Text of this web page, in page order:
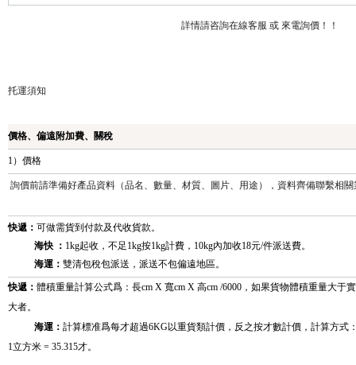
詳情請咨詢在線客服 或 來電詢價！！
托運須知
價格、偏遠附加費、關稅
1）價格
詢價前請準備好產品資料（品名、數量、材質、圖片、用途），資料齊備聯繫相
快遞： 可做需貨到付款及代收貨款。
海快 ： 1kg起收，不足1kg按1kg計費，10kg內加收18元/件派送費。
海運： 雙清包稅包派送，派送不包偏遠地區。
快遞： 體積重量計算公式爲：長cm X 寬cm X 高cm /6000，如果貨物體積重量大于
大者。
海運： 計算標准爲每才超過6KG以重貨類計價，反之按才數計價，計算方式
1立方米 = 35.315才。